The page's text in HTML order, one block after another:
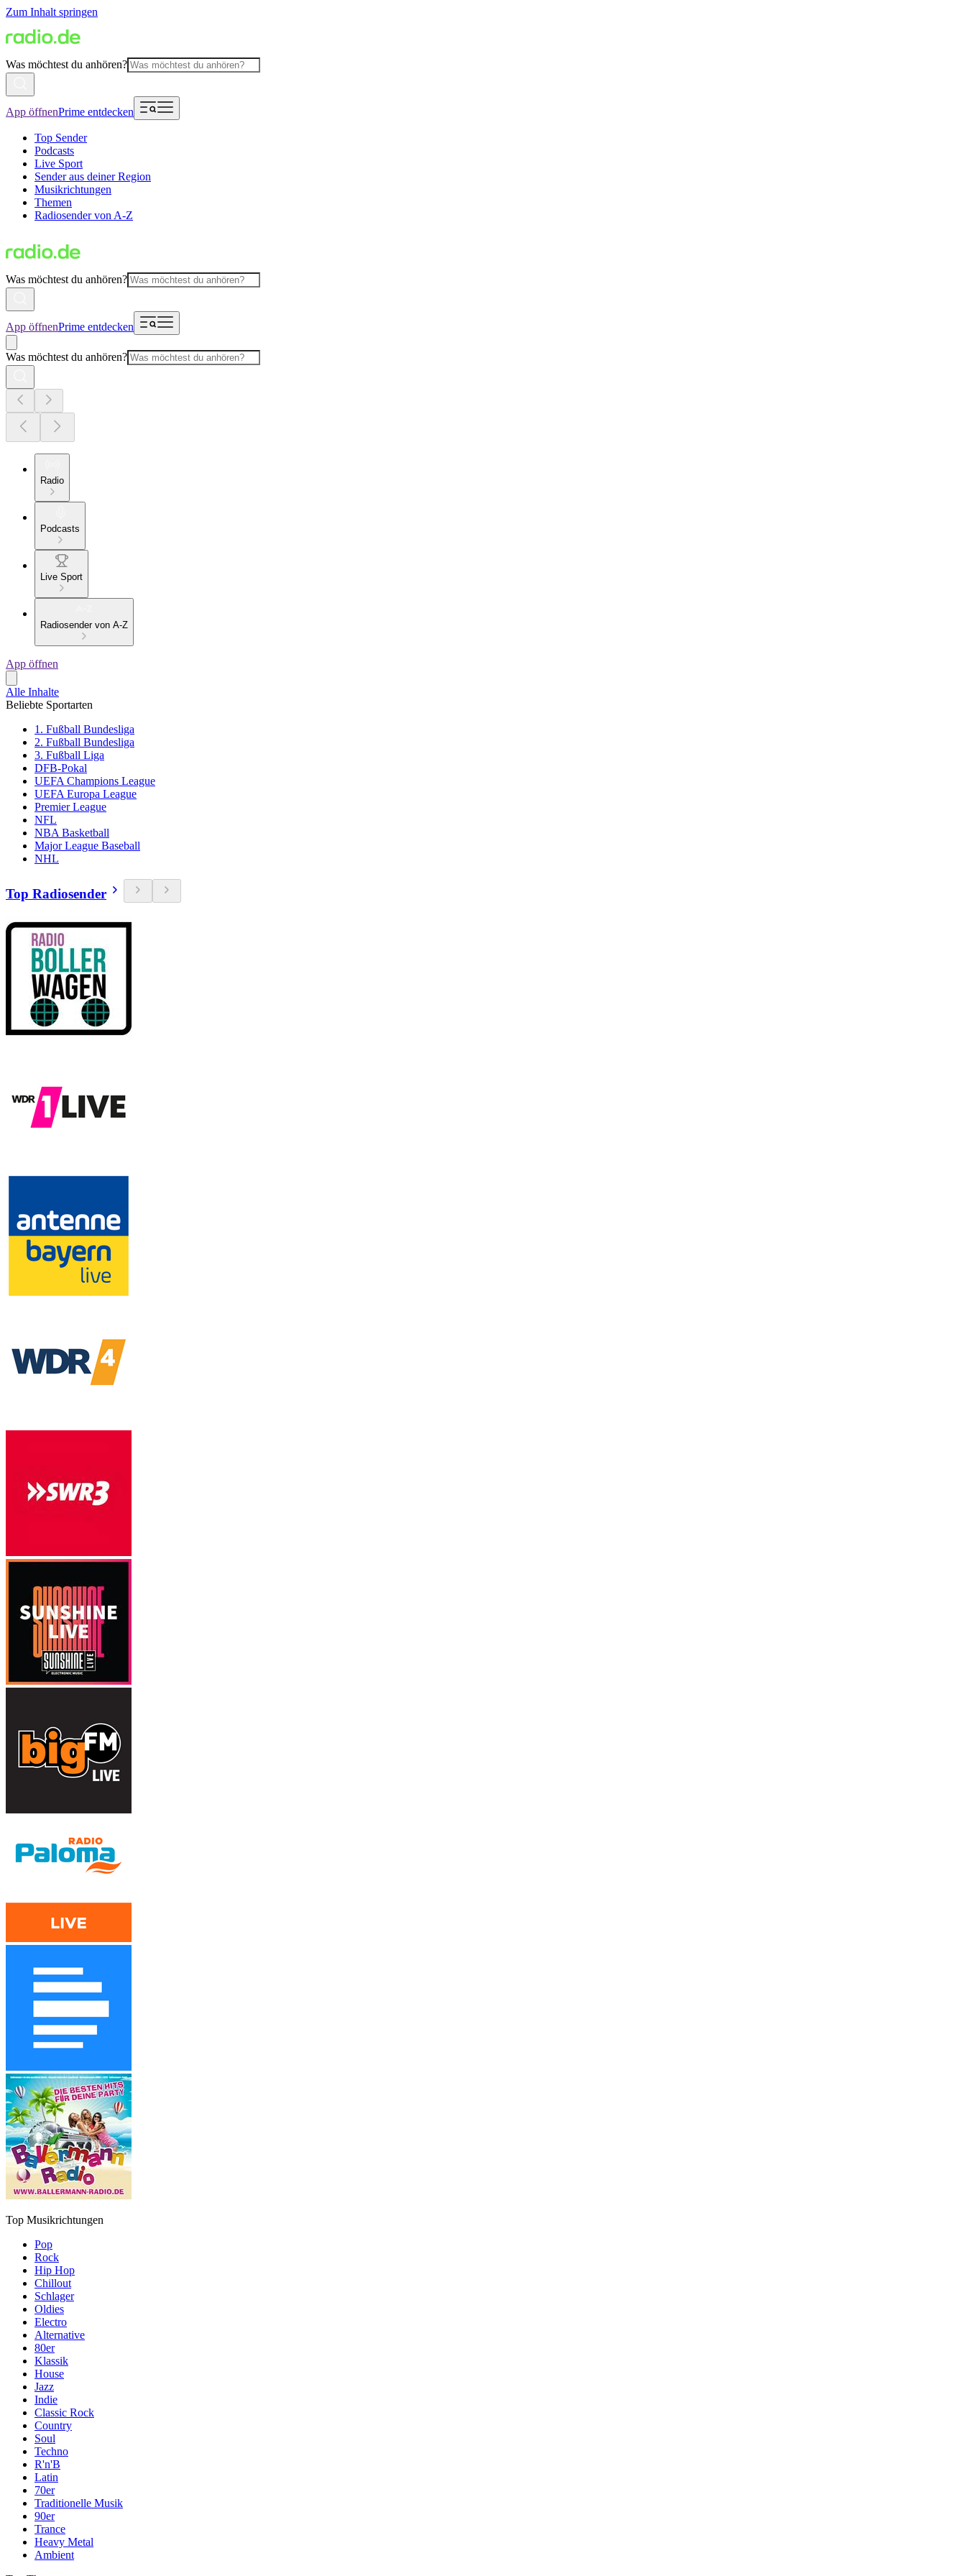
Zum Inhalt springen
Was möchtest du anhören?
App öffnenPrime entdecken
Top Sender
Podcasts
Live Sport
Sender aus deiner Region
Musikrichtungen
Themen
Radiosender von A-Z
Was möchtest du anhören?
App öffnenPrime entdecken
Was möchtest du anhören?
Radio
Podcasts
Live Sport
Radiosender von A-Z
App öffnen
Alle Inhalte
Beliebte Sportarten
1. Fußball Bundesliga
2. Fußball Bundesliga
3. Fußball Liga
DFB-Pokal
UEFA Champions League
UEFA Europa League
Premier League
NFL
NBA Basketball
Major League Baseball
NHL
Top Radiosender
Top Musikrichtungen
Pop
Rock
Hip Hop
Chillout
Schlager
Oldies
Electro
Alternative
80er
Klassik
House
Jazz
Indie
Classic Rock
Country
Soul
Techno
R'n'B
Latin
70er
Traditionelle Musik
90er
Trance
Heavy Metal
Ambient